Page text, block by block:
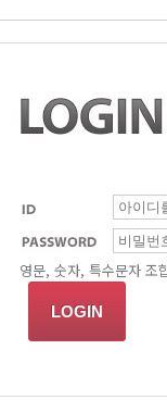
영문, 숫자, 특수문자 조